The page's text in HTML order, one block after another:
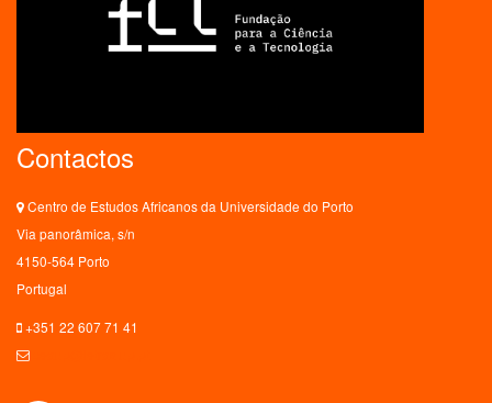
Contactos
Centro de Estudos Africanos da Universidade do Porto
Via panorâmica, s/n
4150-564 Porto
Portugal
+351 22 607 71 41